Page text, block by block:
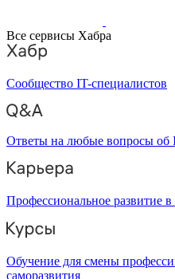
Все сервисы Хабра
Сообщество IT-специалистов
Ответы на любые вопросы об
Профессиональное развитие
Обучение для смены
саморазвития